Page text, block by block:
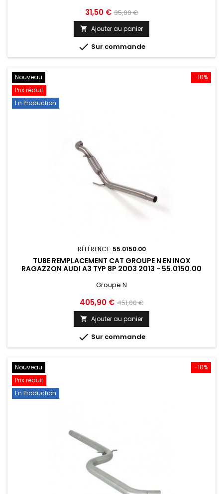
Prix
31,50 € Prix
de
base
35,00 €
 Ajouter au panier
 Sur commande
-10%
Nouveau
Prix réduit
En Production
RÉFÉRENCE: 55.0150.00
TUBE REMPLACEMENT CAT GROUPE N EN INOX
RAGAZZON AUDI A3 TYP 8P 2003 2013 - 55.0150.00
Groupe N
Prix
405,90 € Prix
de
base
451,00 €
 Ajouter au panier
 Sur commande
-10%
Nouveau
Prix réduit
En Production